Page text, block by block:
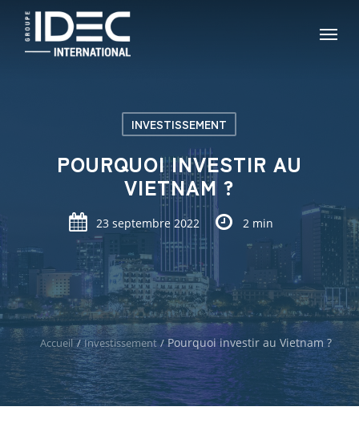
main
content
Menu
INVESTISSEMENT
POURQUOI INVESTIR AU
VIETNAM ?
23 septembre 2022 2 min
Accueil / Investissement / Pourquoi investir au Vietnam ?